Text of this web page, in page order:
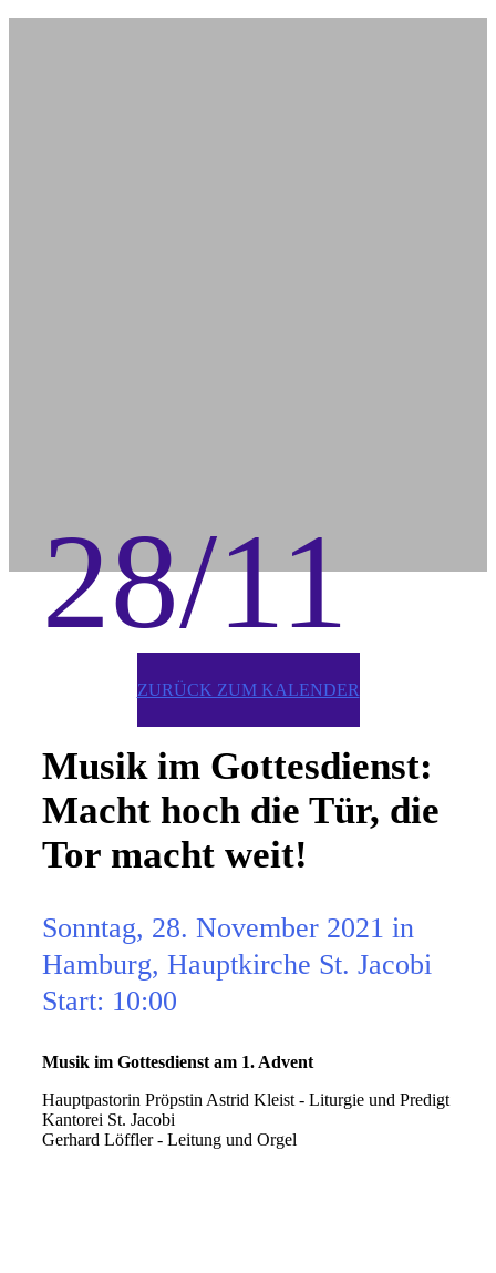
28/11
ZURÜCK ZUM KALENDER
Musik im Gottesdienst:
Macht hoch die Tür, die
Tor macht weit!
Sonntag, 28. November 2021 in
Hamburg, Hauptkirche St. Jacobi
Start: 10:00
Musik im Gottesdienst am 1. Advent
Hauptpastorin Pröpstin Astrid Kleist - Liturgie und Predigt
Kantorei St. Jacobi
Gerhard Löffler - Leitung und Orgel